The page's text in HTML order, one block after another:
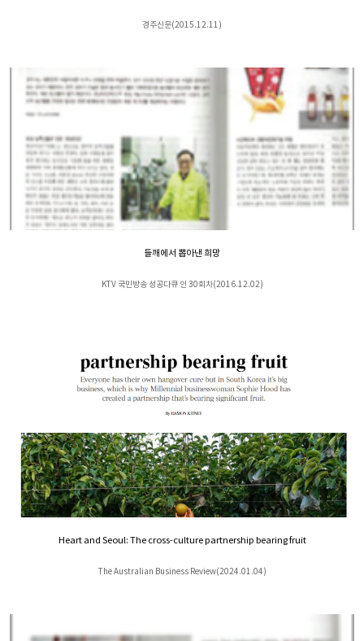
경주신문(2015.12.11)
들깨에서 뽑아낸 희망
KTV 국민방송 성공다큐 인 30회차(2016.12.02)
Heart and Seoul: The cross-culture partnership bearing fruit
The Australian Business Review(2024.01.04)